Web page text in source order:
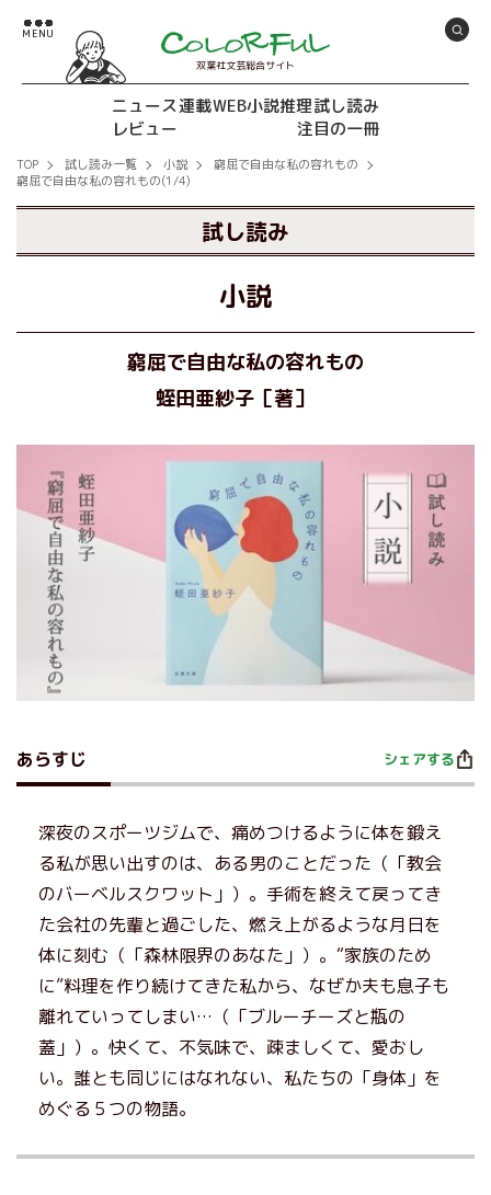
双葉社文芸総合サイト
ニュース連載WEB小説推理試し読み
レビュー
注目の一冊
TOP 試し読み一覧 小説
窮屈で自由な私の容れもの
窮屈で自由な私の容れもの(1/4)
試し読み
小説
窮屈で自由な私の容れもの
蛭田亜紗子［著］
あらすじ シェアする
深夜のスポーツジムで、痛めつけるように体を鍛え
る私が思い出すのは、ある男のことだった（「教会
のバーベルスクワット」）。手術を終えて戻ってき
た会社の先輩と過ごした、燃え上がるような月日を
体に刻む（「森林限界のあなた」）。“家族のため
に”料理を作り続けてきた私から、なぜか夫も息子も
離れていってしまい…（「ブルーチーズと瓶の
蓋」）。快くて、不気味で、疎ましくて、愛おし
い。誰とも同じにはなれない、私たちの「身体」を
めぐる５つの物語。